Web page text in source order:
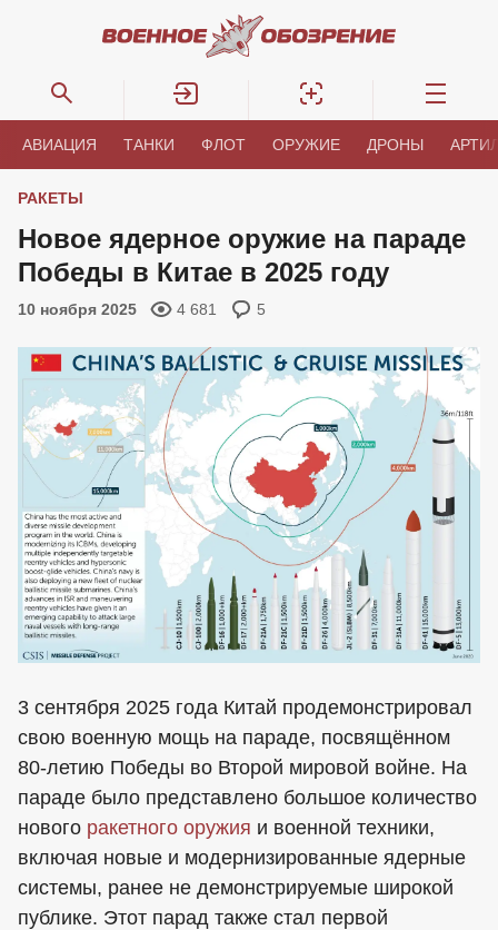
АВИАЦИЯ ТАНКИ ФЛОТ ОРУЖИЕ ДРОНЫ
РАКЕТЫ
Новое ядерное оружие на параде
Победы в Китае в 2025 году
10 ноября 2025 4 681 5
3 сентября 2025 года Китай продемонстрировал
свою военную мощь на параде, посвящённом
80-летию Победы во Второй мировой войне. На
параде было представлено большое количество
нового ракетного оружия и военной техники,
включая новые и модернизированные ядерные
системы, ранее не демонстрируемые широкой
публике. Этот парад также стал первой